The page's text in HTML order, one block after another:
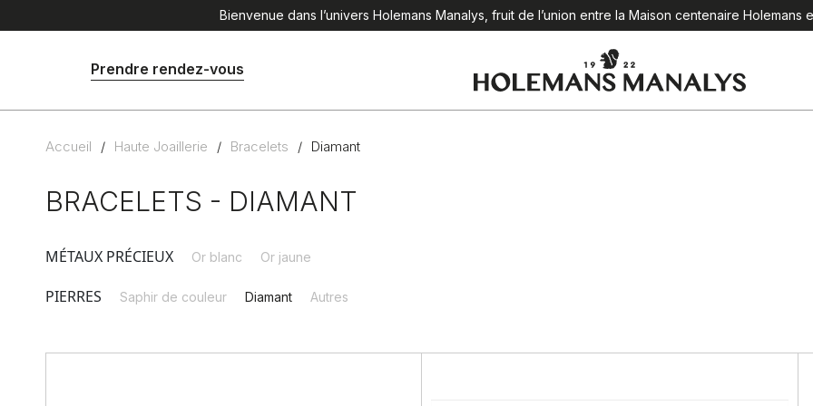
Bienvenue dans l’univers Holemans Manalys, fruit de l’union entre la Maison centenaire Holemans
Prendre rendez-vous
Accueil / Haute Joaillerie / Bracelets / Diamant
BRACELETS - DIAMANT
MÉTAUX PRÉCIEUX Or blanc Or jaune
PIERRES Saphir de couleur Diamant Autres